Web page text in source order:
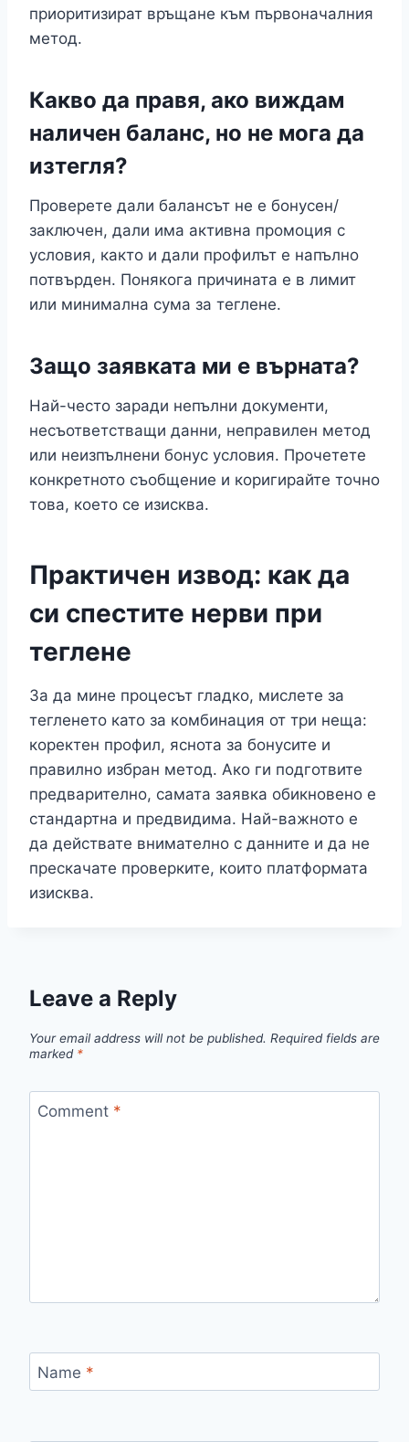
приоритизират връщане към първоначалния
метод.
Какво да правя, ако виждам
наличен баланс, но не мога да
изтегля?
Проверете дали балансът не е бонусен/
заключен, дали има активна промоция с
условия, както и дали профилът е напълно
потвърден. Понякога причината е в лимит
или минимална сума за теглене.
Защо заявката ми е върната?
Най-често заради непълни документи,
несъответстващи данни, неправилен метод
или неизпълнени бонус условия. Прочетете
конкретното съобщение и коригирайте точно
това, което се изисква.
Практичен извод: как да
си спестите нерви при
теглене
За да мине процесът гладко, мислете за
тегленето като за комбинация от три неща:
коректен профил, яснота за бонусите и
правилно избран метод. Ако ги подготвите
предварително, самата заявка обикновено е
стандартна и предвидима. Най-важното е
да действате внимателно с данните и да не
прескачате проверките, които платформата
изисква.
Leave a Reply
Your email address will not be published. Required fields are
marked *
Comment *
Name *